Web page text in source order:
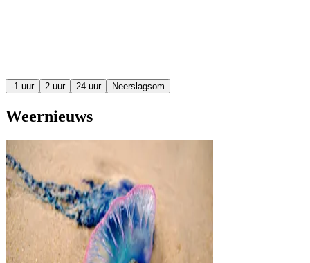
-1 uur 2 uur 24 uur Neerslagsom
Weernieuws